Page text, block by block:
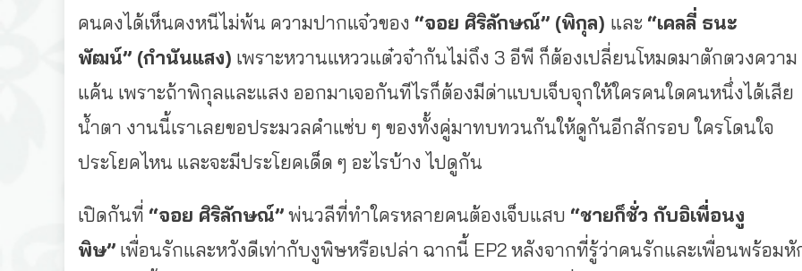
คนคงได้เห็นคงหนีไม่พ้น ความปากแจ๋วของ “จอย ศิริลักษณ์” (พิกุล) และ “เคลลี่ ธนะ
พัฒน์” (กำนันแสง) เพราะหวานแหววแต๋วจ๋ากันไม่ถึง 3 อีพี ก็ต้องเปลี่ยนโหมดมาตักตวงความ
แค้น เพราะถ้าพิกุลและแสง ออกมาเจอกันทีไรก็ต้องมีด่าแบบเจ็บจุกให้ใครคนใดคนหนึ่งได้เสีย
น้ำตา งานนี้เราเลยขอประมวลคำแซ่บ ๆ ของทั้งคู่มาทบทวนกันให้ดูกันอีกสักรอบ ใครโดนใจ
ประโยคไหน และจะมีประโยคเด็ด ๆ อะไรบ้าง ไปดูกัน
เปิดกันที่ “จอย ศิริลักษณ์”พ่นวลีที่ทำใครหลายคนต้องเจ็บแสบ “ชายก็ชั่ว กับอิเพื่อนงู
พิษ” เพื่อนรักและหวังดีเท่ากับงูพิษหรือเปล่า ฉากนี้ EP2 หลังจากที่รู้ว่าคนรักและเพื่อนพร้อมหั